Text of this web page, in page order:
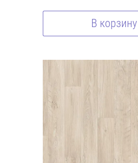
В корзину